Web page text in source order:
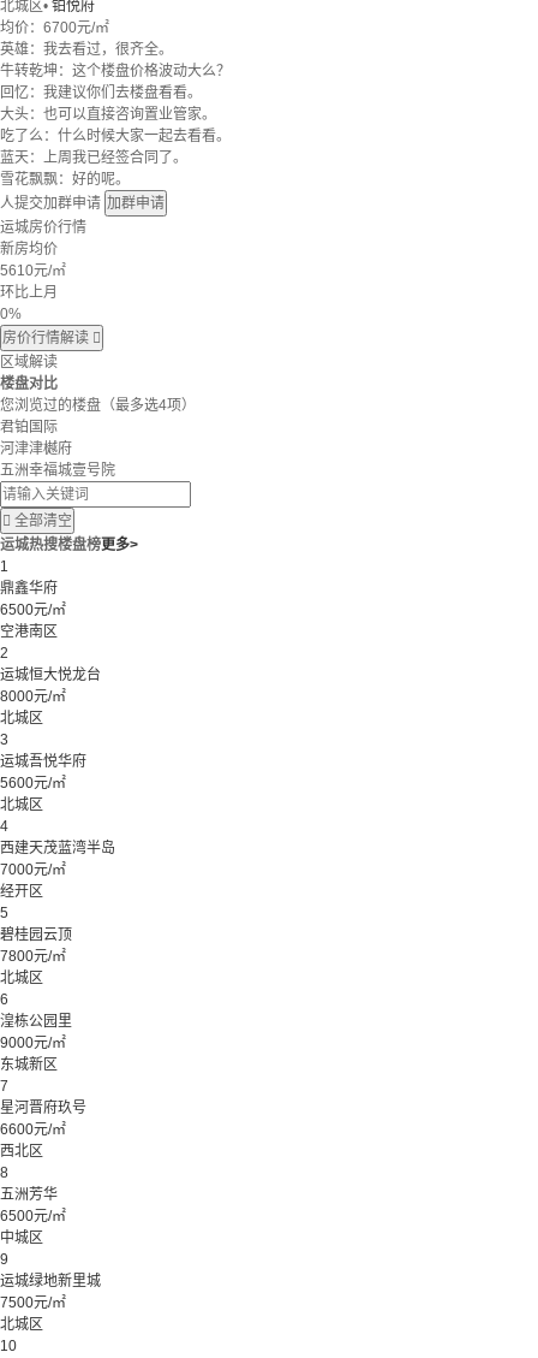
北城区• 铂悦府
均价： 6700元/㎡
英雄：我去看过，很齐全。
牛转乾坤：这个楼盘价格波动大么？
回忆：我建议你们去楼盘看看。
大头：也可以直接咨询置业管家。
吃了么：什么时候大家一起去看看。
蓝天：上周我已经签合同了。
雪花飘飘：好的呢。
人提交加群申请 加群申请
运城房价行情
新房均价
5610元/㎡
环比上月
0%
房价行情解读 
区域解读
楼盘对比
您浏览过的楼盘 （最多选4项）
君铂国际
河津津樾府
五洲幸福城壹号院
 全部清空
运城热搜楼盘榜更多>
1
鼎鑫华府
6500元/㎡
空港南区
2
运城恒大悦龙台
8000元/㎡
北城区
3
运城吾悦华府
5600元/㎡
北城区
4
西建天茂蓝湾半岛
7000元/㎡
经开区
5
碧桂园云顶
7800元/㎡
北城区
6
湟栋公园里
9000元/㎡
东城新区
7
星河晋府玖号
6600元/㎡
西北区
8
五洲芳华
6500元/㎡
中城区
9
运城绿地新里城
7500元/㎡
北城区
10